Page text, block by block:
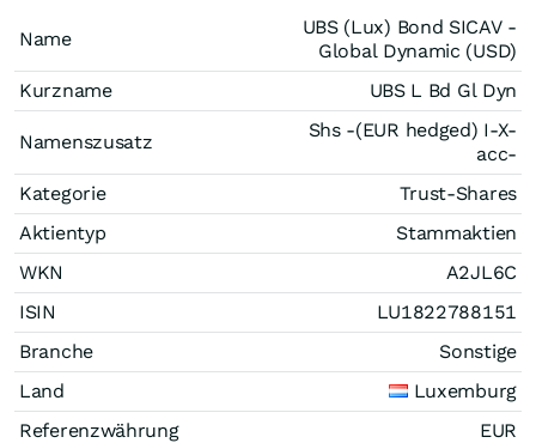
Name
UBS (Lux) Bond SICAV -
Global Dynamic (USD)
Kurzname
UBS L Bd Gl Dyn
Namenszusatz
Shs -(EUR hedged) I-X-
acc-
Kategorie
Trust-Shares
Aktientyp
Stammaktien
WKN
A2JL6C
ISIN
LU1822788151
Branche
Sonstige
Land
Luxemburg
Referenzwährung
EUR